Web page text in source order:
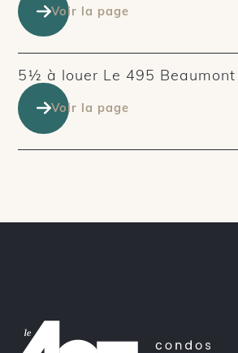
Voir la page
5½ à louer Le 495 Beaumont
Voir la page